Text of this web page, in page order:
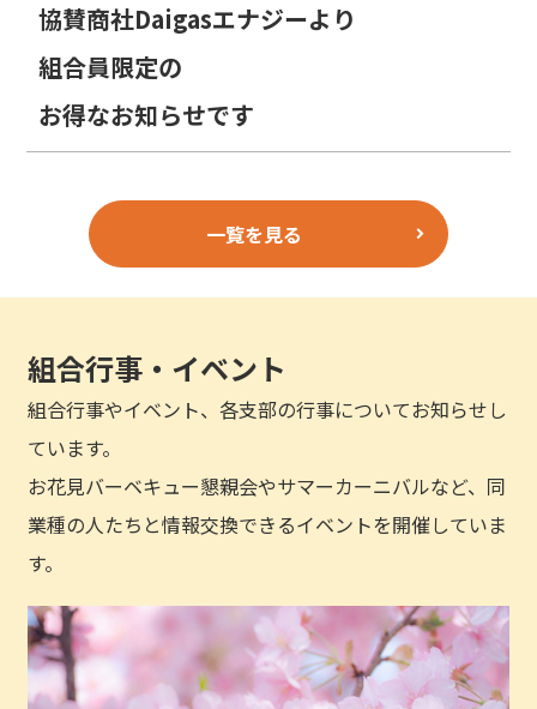
協賛商社Daigasエナジーより
組合員限定の
お得なお知らせです
一覧を見る
組合行事・イベント
組合行事やイベント、各支部の行事についてお知らせし
ています。
お花見バーベキュー懇親会やサマーカーニバルなど、同
業種の人たちと情報交換できるイベントを開催していま
す。